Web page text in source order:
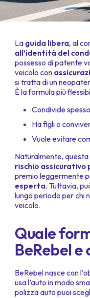
La guida libera, al
all’identità del
possesso di patente
veicolo con
si tratta di un
È la formula più
Condivide
Ha figli o
Vuole evitare
Naturalmente,
rischio assicurativo
premio leggermente
esperta. Tuttavia,
lungo periodo per chi
veicolo.
Quale
BeRebel
BeRebel nasce con
usa l’auto in modo
polizza auto puoi